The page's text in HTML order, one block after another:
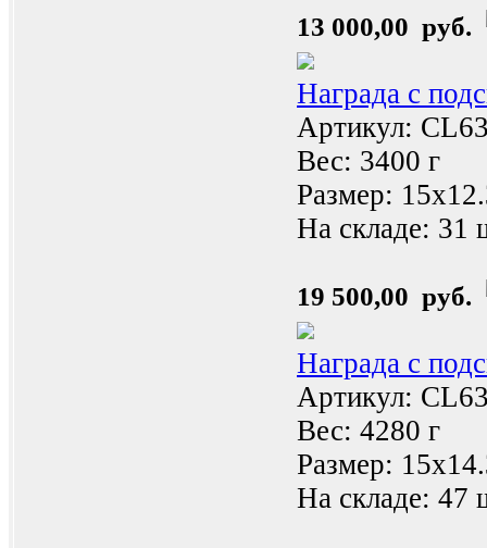
13 000,00 руб.
Награда с
Артикул:
Вес: 3400 г
Размер:
На складе: 31
19 500,00 руб.
Награда с
Артикул:
Вес: 4280 г
Размер:
На складе: 47